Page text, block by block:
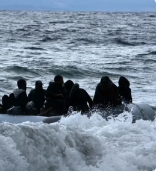
Việt Nam hội đàm với Đô
Kỳ
lệnh Hạm đội Thái Bình Dương
Swift đã có cuộc gặp với Chuẩn
Tư lệnh Quân chủng Hải quân